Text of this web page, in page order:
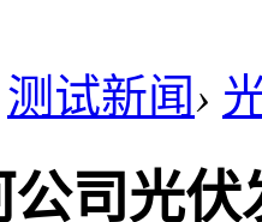
测试新闻›
司光